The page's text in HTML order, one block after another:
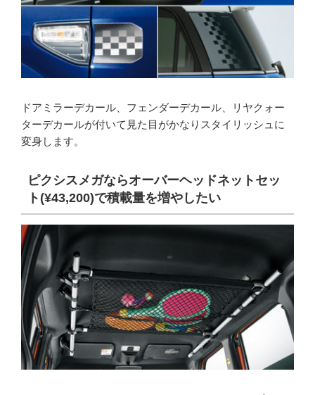
ドアミラーデカール、フェンダーデカール、リヤクォー
ターデカールが付いて見た目がかなりスタイリッシュに
変身します。
ピクシスメガならオーバーヘッドネットセッ
ト(¥43,200)で積載量を増やしたい